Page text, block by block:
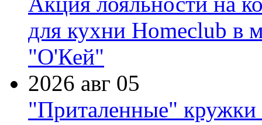
для кухни Homeclub в
"О'Кей"
2026 авг 05
"Приталенные" кружки